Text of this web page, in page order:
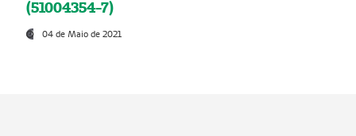
(51004354-7)
04 de Maio de 2021